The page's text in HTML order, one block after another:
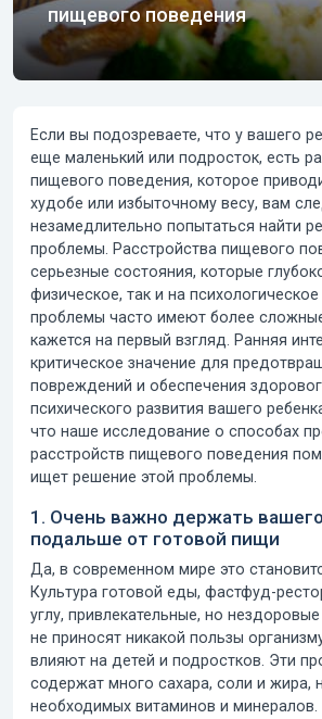
пищевого поведения
Если вы подозреваете, что у вашего
еще маленький или подросток, есть
пищевого поведения, которое
худобе или избыточному весу, вам
незамедлительно попытаться найти
проблемы. Расстройства пищевого
серьезные состояния, которые
физическое, так и на
проблемы часто имеют более
кажется на первый взгляд. Ранняя
критическое значение для
повреждений и обеспечения
психического развития вашего
что наше исследование о способах
расстройств пищевого поведения
ищет решение этой проблемы.
1. Очень важно держать
подальше от готовой пищи
Да, в современном мире это
Культура готовой еды, фастфуд-
углу, привлекательные, но
не приносят никакой пользы
влияют на детей и подростков. Эти
содержат много сахара, соли и жира,
необходимых витаминов и